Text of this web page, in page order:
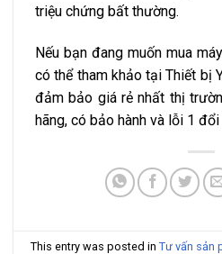
triệu chứng bất thường.
Nếu bạn đang muốn mua
có thể tham khảo tại Thiết bị
đảm bảo giá rẻ nhất thị
hãng, có bảo hành và lỗi 1 đổi
This entry was posted inTư vấn sản